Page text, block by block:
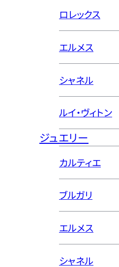
ロレックス
エルメス
シャネル
ルイ・ヴィトン
ジュエリー
カルティエ
ブルガリ
エルメス
シャネル